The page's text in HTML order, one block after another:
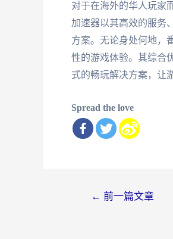
对于在海外的华人玩家
加速器以其高效的服务
方案。无论身处何地，
性的游戏体验。其综合
式的畅玩解决方案，让
Spread the love
← 前一篇文章